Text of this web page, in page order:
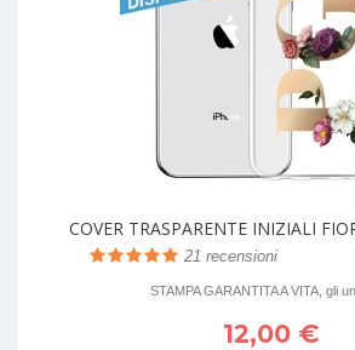
COVER TRASPARENTE INIZIALI
21 recensioni
STAMPA GARANTITA A VITA, gli
12,00 €